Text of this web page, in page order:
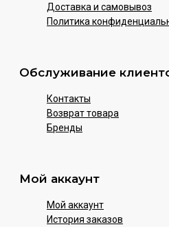
Доставка и самовывоз
Политика
Обслуживание
Контакты
Возврат товара
Бренды
Мой аккаунт
Мой аккаунт
История заказов